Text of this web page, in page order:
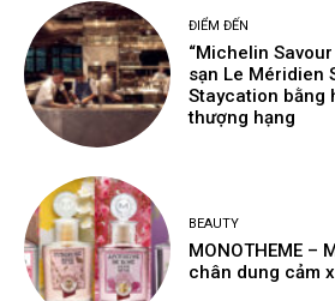
ĐIỂM ĐẾN
“Michelin
sạn Le Méridien
Staycation bằng
thượng hạng
BEAUTY
MONOTHEME –
chân dung cảm